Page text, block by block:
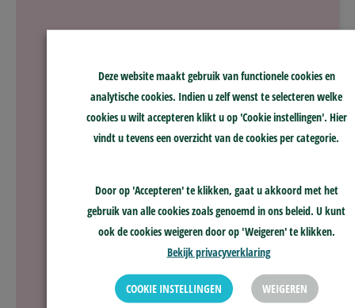
Deze website maakt gebruik van functionele cookies en
analytische cookies. Indien u zelf wenst te selecteren welke
cookies u wilt accepteren klikt u op 'Cookie instellingen'. Hier
vindt u tevens een overzicht van de cookies per categorie.
Door op 'Accepteren' te klikken, gaat u akkoord met het
gebruik van alle cookies zoals genoemd in ons beleid. U kunt
ook de cookies weigeren door op 'Weigeren' te klikken.
Bekijk privacyverklaring
COOKIE INSTELLINGEN WEIGEREN